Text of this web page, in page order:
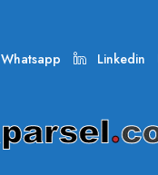
Whatsapp Linkedin